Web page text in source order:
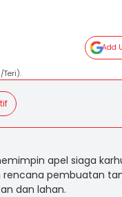
Add
Teri).
apel siaga
rencana pembuatan
dan lahan.